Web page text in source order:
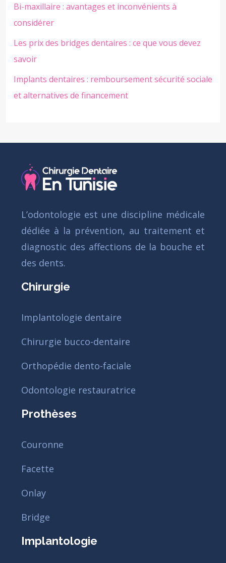
Bi-maxillaire : avantages et inconvénients à
considérer
Les prix des bridges dentaires : ce que vous devez
savoir
Implants dentaires : remboursement sécurité sociale
et alternatives de financement
L’odontologie est une discipline médicale
dédiée à la prévention, au traitement et
diagnostic des affections de la bouche et
des dents.
Chirurgie
Implantologie dentaire
Chirurgie bucco-dentaire
Orthopédie dento-faciale
Odontologie restauratrice
Prothèses
Couronne
Facette
Onlay
Bridge
Implantologie